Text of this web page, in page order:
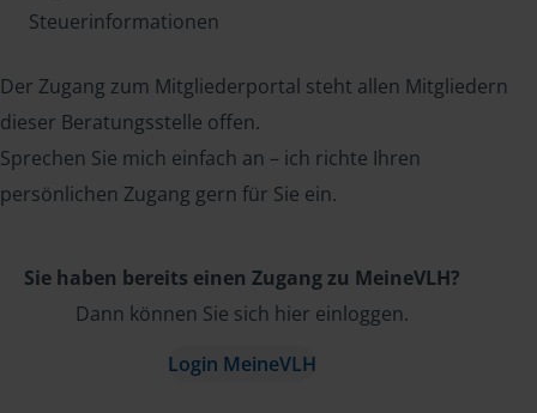
Steuerinformationen
Der Zugang zum Mitgliederportal steht allen Mitgliedern
dieser Beratungsstelle offen.
Sprechen Sie mich einfach an – ich richte Ihren
persönlichen Zugang gern für Sie ein.
Sie haben bereits einen Zugang zu MeineVLH?
Dann können Sie sich hier einloggen.
Login MeineVLH